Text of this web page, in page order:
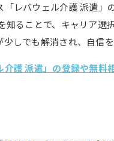
レバウェル介護 派遣」
ることで、キャリア選
しでも解消され、自信
護 派遣」の登録や無料